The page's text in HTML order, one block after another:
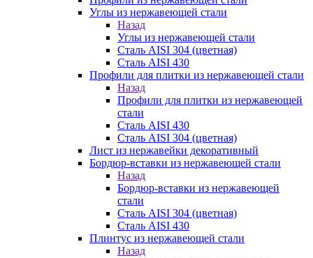
Углы из нержавеющей стали
Назад
Углы из нержавеющей стали
Сталь AISI 304 (цветная)
Сталь AISI 430
Профили для плитки из нержавеющей стали
Назад
Профили для плитки из нержавеющей
стали
Сталь AISI 430
Сталь AISI 304 (цветная)
Лист из нержавейки декоративный
Бордюр-вставки из нержавеющей стали
Назад
Бордюр-вставки из нержавеющей
стали
Сталь AISI 304 (цветная)
Сталь AISI 430
Плинтус из нержавеющей стали
Назад